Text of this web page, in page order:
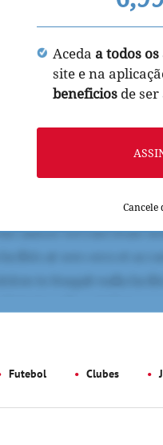
Aceda a todos
site e na
beneficios de
Cancele
Futebol Clubes